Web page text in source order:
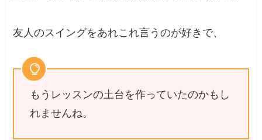
友人のスイングをあれこれ言うのが好きで、
もうレッスンの土台を作っていたのかもし
れませんね。